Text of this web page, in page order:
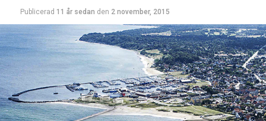
Publicerad 11 år sedan den 2 november, 2015